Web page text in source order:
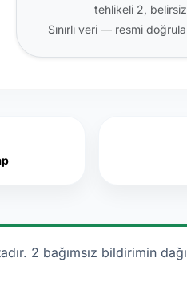
tehlikeli 2,
Sınırlı veri — resmi
2 bağımsız bildirimin